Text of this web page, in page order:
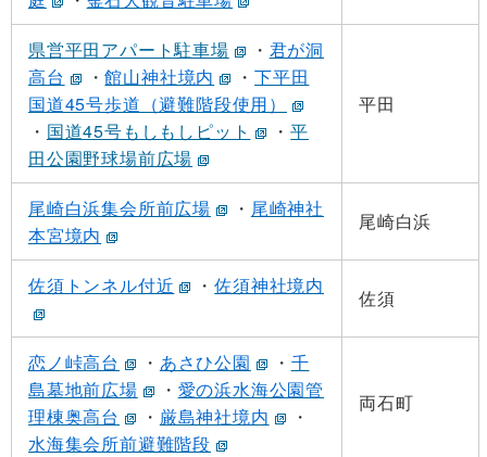
県営平田アパート駐車場 ・ 君が洞
高台
・館山神社境内 ・下平田
国道45号歩道（避難階段使用）
・ 国道45号もしもしピット ・平
田公園野球場前広場
平田
尾崎白浜集会所前広場 ・ 尾崎神社
本宮境内
尾崎白浜
佐須トンネル付近 ・佐須神社境内
佐須
恋ノ峠高台 ・ あさひ公園 ・ 千
島墓地前広場
・ 愛の浜水海公園管
理棟奥高台
・ 厳島神社境内
・
水海集会所前避難階段
両石町